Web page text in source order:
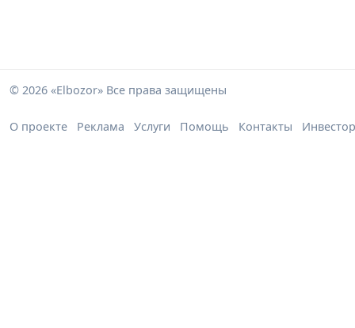
© 2026 «Elbozor» Все права защищены
О проекте Реклама Услуги Помощь Контакты